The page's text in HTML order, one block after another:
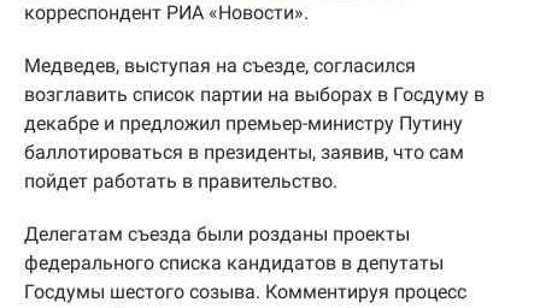
корреспондент РИА «Новости».
Медведев, выступая на съезде, согласился
возглавить список партии на выборах в Госдуму в
декабре и предложил премьер-министру Путину
баллотироваться в президенты, заявив, что сам
пойдет работать в правительство.
Делегатам съезда были розданы проекты
федерального списка кандидатов в депутаты
Госдумы шестого созыва. Комментируя процесс